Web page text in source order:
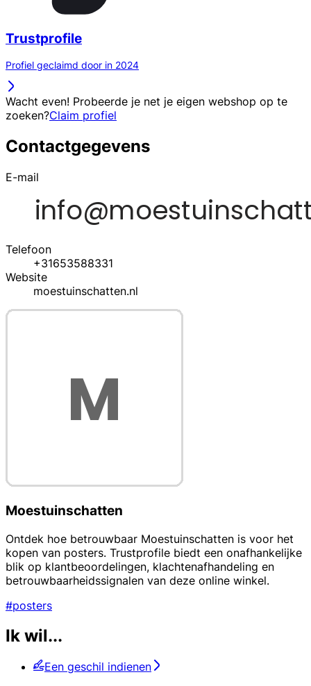
Trustprofile
Profiel geclaimd door in 2024
Wacht even! Probeerde je net je eigen webshop op te
zoeken?Claim profiel
Contactgegevens
E-mail
Telefoon
+31653588331
Website
moestuinschatten.nl
Moestuinschatten
Ontdek hoe betrouwbaar Moestuinschatten is voor het
kopen van posters. Trustprofile biedt een onafhankelijke
blik op klantbeoordelingen, klachtenafhandeling en
betrouwbaarheidssignalen van deze online winkel.
#posters
Ik wil...
Een geschil indienen